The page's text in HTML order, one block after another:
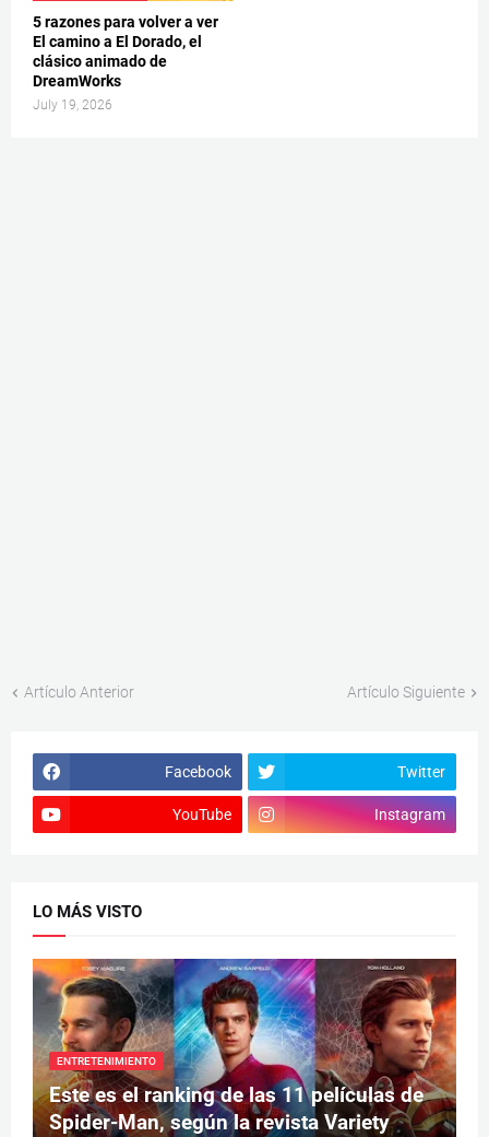
5 razones para volver a ver
El camino a El Dorado, el
clásico animado de
DreamWorks
July 19, 2026
Artículo Anterior Artículo Siguiente
Facebook Twitter
YouTube Instagram
LO MÁS VISTO
ENTRETENIMIENTO
Este es el ranking de las 11 películas de
Spider-Man, según la revista Variety